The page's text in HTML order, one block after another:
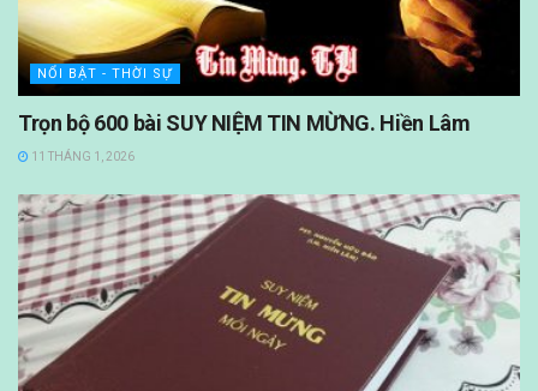
NỔI BẬT - THỜI SỰ
Trọn bộ 600 bài SUY NIỆM TIN MỪNG. Hiền Lâm
11 THÁNG 1, 2026